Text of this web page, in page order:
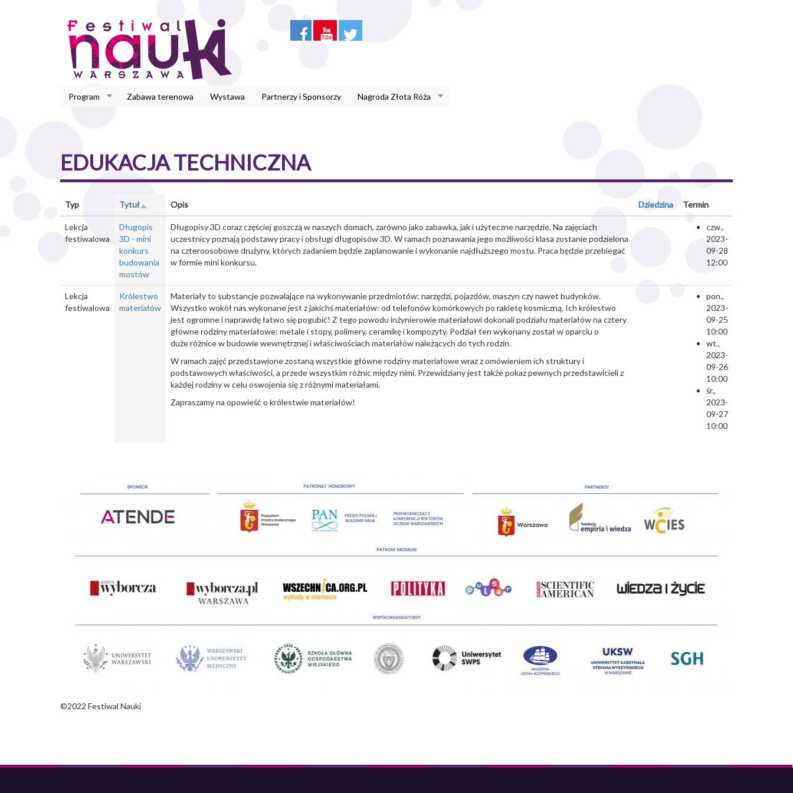
Program Zabawa terenowa Wystawa Partnerzy i Sponsorzy Nagroda Złota Róża
EDUKACJA TECHNICZNA
Typ Tytuł Opis Dziedzina Termin
Lekcja
festiwalowa
Długopis
3D - mini
konkurs
budowania
mostów
Długopisy 3D coraz częściej goszczą w naszych domach, zarówno jako zabawka, jak i użyteczne narzędzie. Na zajęciach
uczestnicy poznają podstawy pracy i obsługi długopisów 3D. W ramach poznawania jego możliwości klasa zostanie podzielona
na czteroosobowe drużyny, których zadaniem będzie zaplanowanie i wykonanie najdłuższego mostu. Praca będzie przebiegać
w formie mini konkursu.
czw.,
2023-
09-28
12:00
Lekcja
festiwalowa
Królestwo
materiałów
Materiały to substancje pozwalające na wykonywanie przedmiotów: narzędzi, pojazdów, maszyn czy nawet budynków.
Wszystko wokół nas wykonane jest z jakichś materiałów: od telefonów komórkowych po rakietę kosmiczną. Ich królestwo
jest ogromne i naprawdę łatwo się pogubić! Z tego powodu inżynierowie materiałowi dokonali podziału materiałów na cztery
główne rodziny materiałowe: metale i stopy, polimery, ceramikę i kompozyty. Podział ten wykonany został w oparciu o
duże różnice w budowie wewnętrznej i właściwościach materiałów należących do tych rodzin.
W ramach zajęć przedstawione zostaną wszystkie główne rodziny materiałowe wraz z omówieniem ich struktury i
podstawowych właściwości, a przede wszystkim różnic między nimi. Przewidziany jest także pokaz pewnych przedstawicieli z
każdej rodziny w celu oswojenia się z różnymi materiałami.
Zapraszamy na opowieść o królestwie materiałów!
pon.,
2023-
09-25
10:00
wt.,
2023-
09-26
10:00
śr.,
2023-
09-27
10:00
©2022 Festiwal Nauki